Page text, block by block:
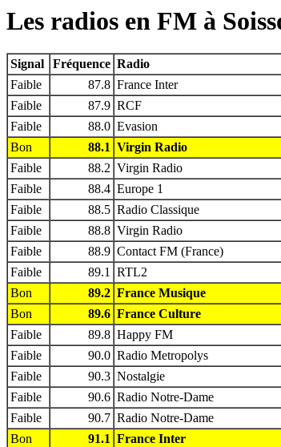
Les radios en FM à
Signal Fréquence Radio
Faible
87.8 France Inter
Faible
87.9 RCF
Faible
88.0 Evasion
Bon
88.1 Virgin Radio
Faible
88.2 Virgin Radio
Faible
88.4 Europe 1
Faible
88.5 Radio Classique
Faible
88.8 Virgin Radio
Faible
88.9 Contact FM (France)
Faible
89.1 RTL2
Bon
89.2 France Musique
Bon
89.6 France Culture
Faible
89.8 Happy FM
Faible
90.0 Radio Metropolys
Faible
90.3 Nostalgie
Faible
90.6 Radio Notre-Dame
Faible
90.7 Radio Notre-Dame
Bon
91.1 France Inter